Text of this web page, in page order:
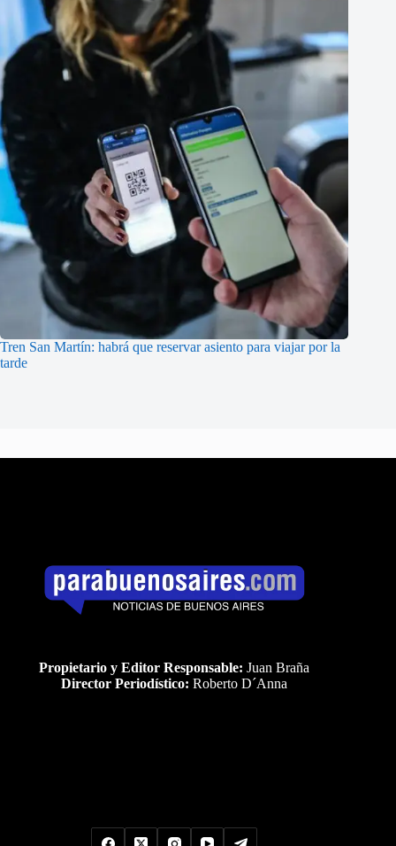
Tren San Martín: habrá que reservar asiento para viajar por la
tarde
Propietario y Editor Responsable: Juan Braña
Director Periodístico: Roberto D´Anna